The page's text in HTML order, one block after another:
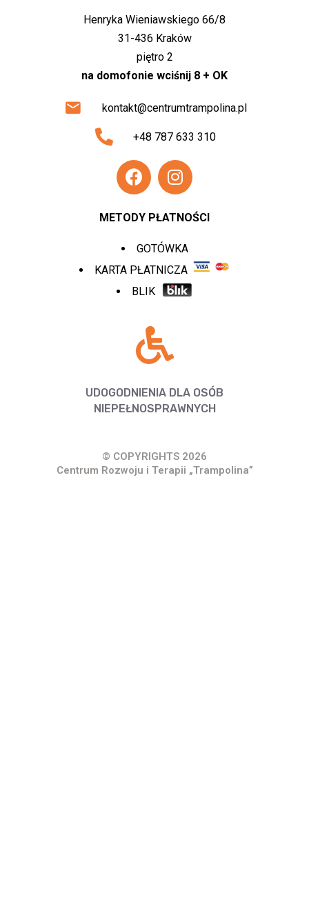
Henryka Wieniawskiego 66/8
31-436 Kraków
piętro 2
na domofonie wciśnij 8 + OK
kontakt@centrumtrampolina.pl
+48 787 633 310
METODY PŁATNOŚCI
GOTÓWKA
KARTA PŁATNICZA
BLIK
UDOGODNIENIA DLA OSÓB
NIEPEŁNOSPRAWNYCH
© COPYRIGHTS 2026
Centrum Rozwoju i Terapii „Trampolina”